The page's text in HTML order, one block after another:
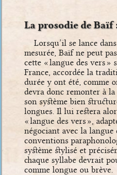
La prosodie de Baïf
Lorsqu’il se lance
mesurée, Baïf ne peut
cette « langue des vers »
France, accordée la
durée y ont été, comme
devra donc remonter à
son système bien
longues. Il lui restera
« langue des vers »,
négociant avec la langue
conventions
système stylisé et
chaque syllabe devrait
comme longue ou brève.